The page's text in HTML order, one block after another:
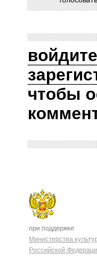
войдите
чтобы
при поддержке
Министерства
Российской